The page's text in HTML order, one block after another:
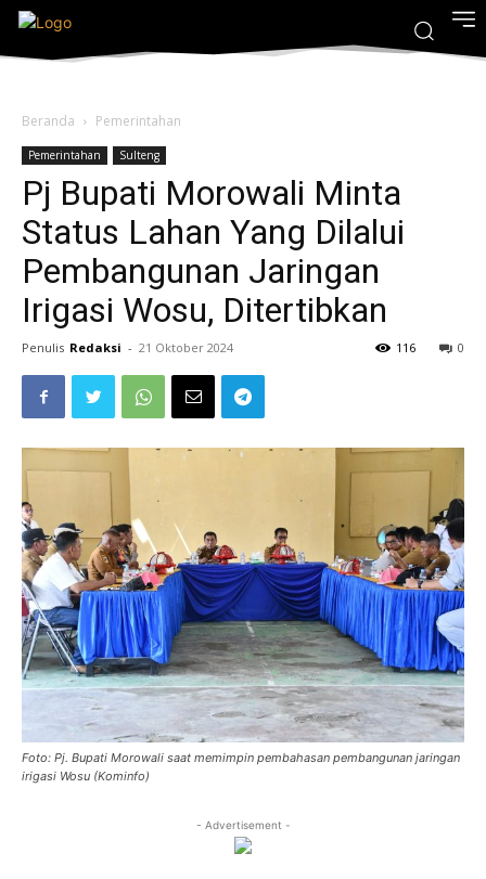
Beranda Pemerintahan
Pemerintahan Sulteng
Pj Bupati Morowali Minta
Status Lahan Yang Dilalui
Pembangunan Jaringan
Irigasi Wosu, Ditertibkan
Penulis Redaksi - 21 Oktober 2024 0
116
Foto: Pj. Bupati Morowali saat memimpin pembahasan pembangunan jaringan
irigasi Wosu (Kominfo)
- Advertisement -